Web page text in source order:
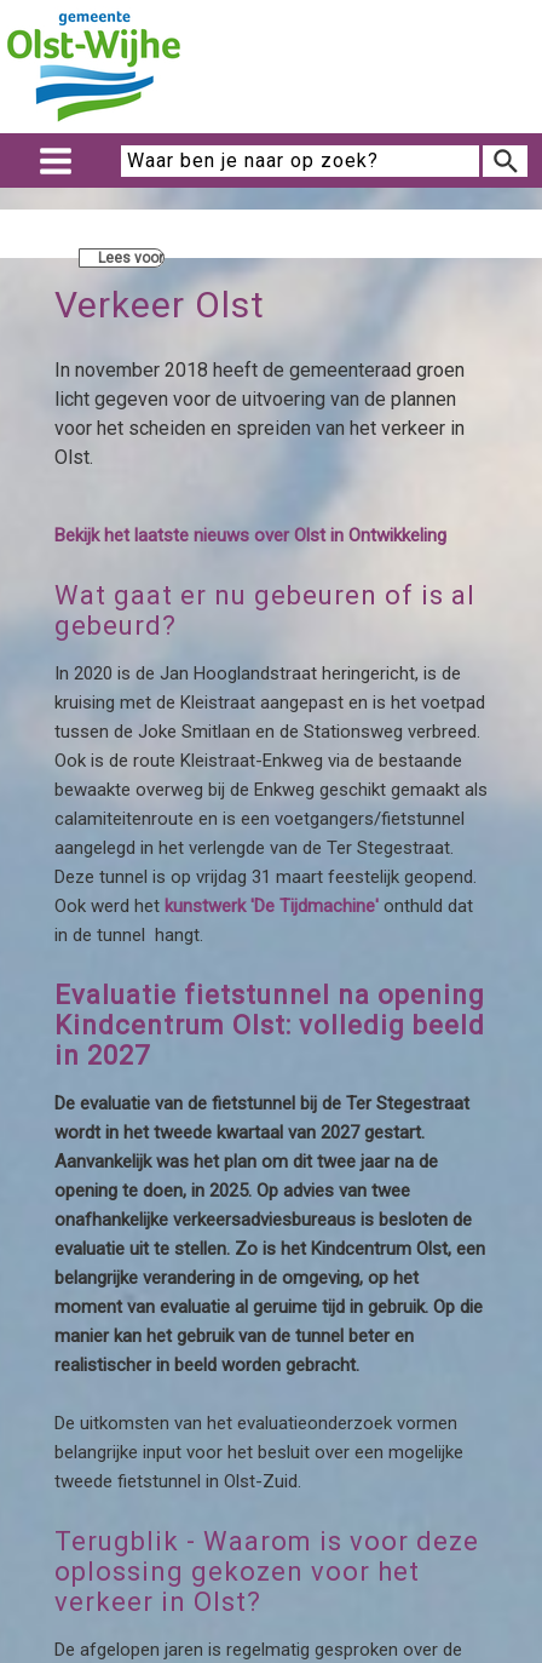
Lees voor
Verkeer Olst
In november 2018 heeft de gemeenteraad groen
licht gegeven voor de uitvoering van de plannen
voor het scheiden en spreiden van het verkeer in
Olst.
Bekijk het laatste nieuws over Olst in Ontwikkeling
Wat gaat er nu gebeuren of is al
gebeurd?
In 2020 is de Jan Hooglandstraat heringericht, is de
kruising met de Kleistraat aangepast en is het voetpad
tussen de Joke Smitlaan en de Stationsweg verbreed.
Ook is de route Kleistraat-Enkweg via de bestaande
bewaakte overweg bij de Enkweg geschikt gemaakt als
calamiteitenroute en is een voetgangers/fietstunnel
aangelegd in het verlengde van de Ter Stegestraat.
Deze tunnel is op vrijdag 31 maart feestelijk geopend.
Ook werd het kunstwerk 'De Tijdmachine' onthuld dat
in de tunnel hangt.
Evaluatie fietstunnel na opening
Kindcentrum Olst: volledig beeld
in 2027
De evaluatie van de fietstunnel bij de Ter Stegestraat
wordt in het tweede kwartaal van 2027 gestart.
Aanvankelijk was het plan om dit twee jaar na de
opening te doen, in 2025. Op advies van twee
onafhankelijke verkeersadviesbureaus is besloten de
evaluatie uit te stellen. Zo is het Kindcentrum Olst, een
belangrijke verandering in de omgeving, op het
moment van evaluatie al geruime tijd in gebruik. Op die
manier kan het gebruik van de tunnel beter en
realistischer in beeld worden gebracht.
De uitkomsten van het evaluatieonderzoek vormen
belangrijke input voor het besluit over een mogelijke
tweede fietstunnel in Olst-Zuid.
Terugblik - Waarom is voor deze
oplossing gekozen voor het
verkeer in Olst?
De afgelopen jaren is regelmatig gesproken over de